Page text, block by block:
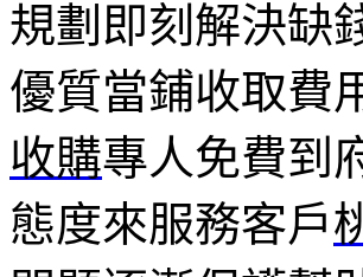
規劃即刻解決缺
優質當鋪收取費
收購專人免費到
態度來服務客戶